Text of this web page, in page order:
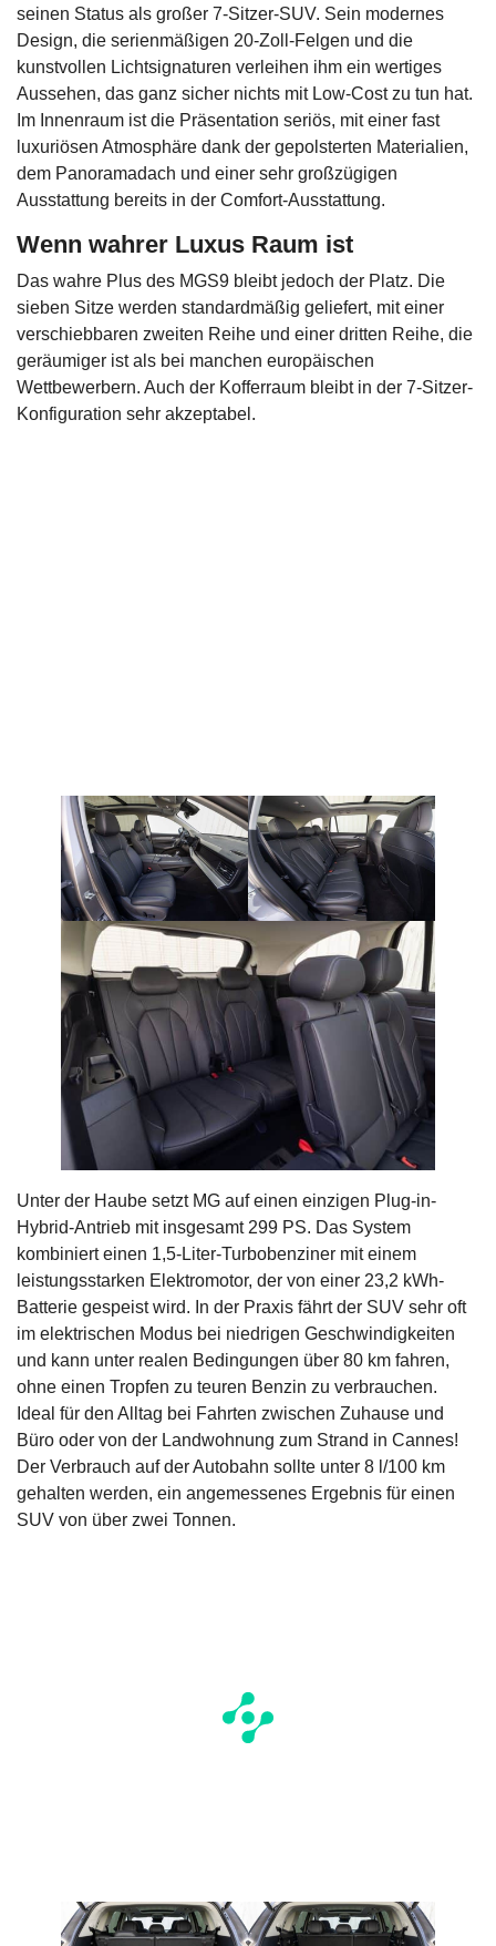
seinen Status als großer 7-Sitzer-SUV. Sein modernes
Design, die serienmäßigen 20-Zoll-Felgen und die
kunstvollen Lichtsignaturen verleihen ihm ein wertiges
Aussehen, das ganz sicher nichts mit Low-Cost zu tun hat.
Im Innenraum ist die Präsentation seriös, mit einer fast
luxuriösen Atmosphäre dank der gepolsterten Materialien,
dem Panoramadach und einer sehr großzügigen
Ausstattung bereits in der Comfort-Ausstattung.
Wenn wahrer Luxus Raum ist
Das wahre Plus des MGS9 bleibt jedoch der Platz. Die
sieben Sitze werden standardmäßig geliefert, mit einer
verschiebbaren zweiten Reihe und einer dritten Reihe, die
geräumiger ist als bei manchen europäischen
Wettbewerbern. Auch der Kofferraum bleibt in der 7-Sitzer-
Konfiguration sehr akzeptabel.
Unter der Haube setzt MG auf einen einzigen Plug-in-
Hybrid-Antrieb mit insgesamt 299 PS. Das System
kombiniert einen 1,5-Liter-Turbobenziner mit einem
leistungsstarken Elektromotor, der von einer 23,2 kWh-
Batterie gespeist wird. In der Praxis fährt der SUV sehr oft
im elektrischen Modus bei niedrigen Geschwindigkeiten
und kann unter realen Bedingungen über 80 km fahren,
ohne einen Tropfen zu teuren Benzin zu verbrauchen.
Ideal für den Alltag bei Fahrten zwischen Zuhause und
Büro oder von der Landwohnung zum Strand in Cannes!
Der Verbrauch auf der Autobahn sollte unter 8 l/100 km
gehalten werden, ein angemessenes Ergebnis für einen
SUV von über zwei Tonnen.